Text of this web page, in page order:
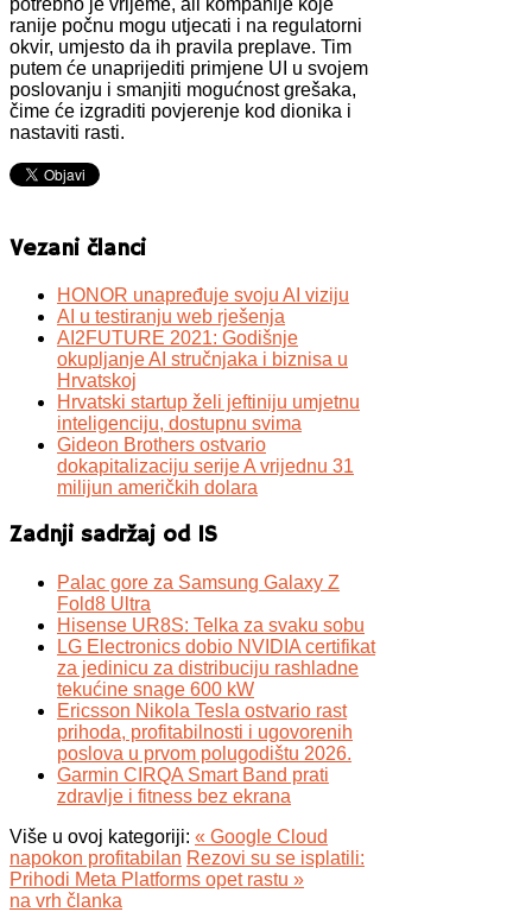
potrebno je vrijeme, ali kompanije koje
ranije počnu mogu utjecati i na regulatorni
okvir, umjesto da ih pravila preplave. Tim
putem će unaprijediti primjene UI u svojem
poslovanju i smanjiti mogućnost grešaka,
čime će izgraditi povjerenje kod dionika i
nastaviti rasti.
Vezani članci
HONOR unapređuje svoju AI viziju
AI u testiranju web rješenja
AI2FUTURE 2021: Godišnje
okupljanje AI stručnjaka i biznisa u
Hrvatskoj
Hrvatski startup želi jeftiniju umjetnu
inteligenciju, dostupnu svima
Gideon Brothers ostvario
dokapitalizaciju serije A vrijednu 31
milijun američkih dolara
Zadnji sadržaj od IS
Palac gore za Samsung Galaxy Z
Fold8 Ultra
Hisense UR8S: Telka za svaku sobu
LG Electronics dobio NVIDIA certifikat
za jedinicu za distribuciju rashladne
tekućine snage 600 kW
Ericsson Nikola Tesla ostvario rast
prihoda, profitabilnosti i ugovorenih
poslova u prvom polugodištu 2026.
Garmin CIRQA Smart Band prati
zdravlje i fitness bez ekrana
Više u ovoj kategoriji: « Google Cloud
napokon profitabilan Rezovi su se isplatili:
Prihodi Meta Platforms opet rastu »
na vrh članka